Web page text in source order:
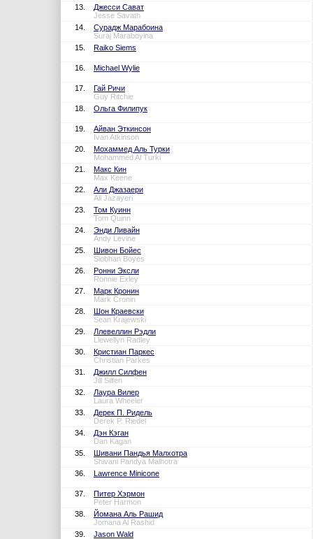
13.
Джесси Сават
Jesse Savath
14.
Сурадж Марабоина
Suraj Maraboyina
15.
Raiko Siems
16. Michael Wylie
17.
Гай Ричи
Guy Ritchie
18.
Ольга Филипук
19.
Айван Эткинсон
Ivan Atkinson
20.
Мохаммед Аль Турки
Mohammed Al Turki
21.
Макс Кин
Max Keene
22.
Али Джазаери
Ali Jazayeri
23.
Том Куинн
Tom Quinn
24.
Энди Ливайн
Andy Levine
25.
Шивон Бойес
Siobhan Boyes
26.
Ронни Эксли
Ronnie Exley
27.
Марк Кронин
Mark Cronin
28.
Шон Краевски
Sean Krajewski
29.
Ллевеллин Рэдли
Llewellyn Radley
30.
Кристиан Паркес
Christian Parkes
31.
Джилл Силфен
Jill Silfen
32.
Лаура Вилер
Laura Wheeler
33.
Дерек П. Ридель
Derek P. Riedel
34.
Дэн Кэган
Dan Kagan
35.
Шивани Пандья Малхотра
Shivani Pandya Malhotra
36.
Lawrence Minicone
37.
Питер Хэрмон
Peter Harmon
38.
Йомана Аль Рашид
Jomana Al Rashid
39.
Jason Wald